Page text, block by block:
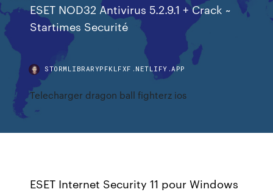
ESET NOD32 Antivirus 5.2.9.1 + Crack ~
Startimes Securité
STORMLIBRARYPFKLFXF.NETLIFY.APP
Telecharger dragon ball fighterz ios
ESET Internet Security 11 pour Windows